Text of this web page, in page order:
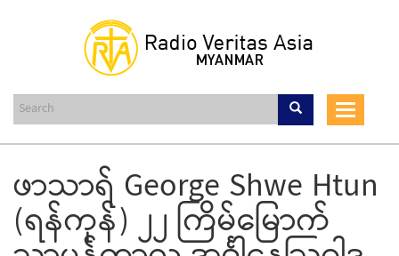
content
Toggle
ဖာသာရ် George Shwe Htun
(ရန်ကုန်) ၂၂ ကြိမ်မြောက်